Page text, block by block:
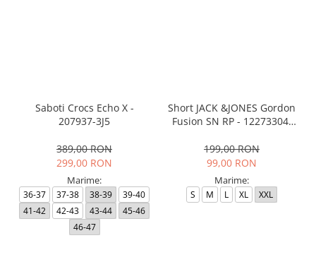
Saboti Crocs Echo X -
207937-3J5
389,00 RON
299,00 RON
Marime:
36-37 37-38 38-39
39-40
41-42
42-43 43-44
45-46
46-47
Short JACK &JONES Gordon
Fusion SN RP - 12273304-
199,00 RON
99,00 RON
Marime:
S M L XL XXL